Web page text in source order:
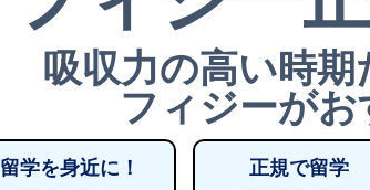
吸収力の高い時期
フィジーがお
留学を身近に！ 正規で留学